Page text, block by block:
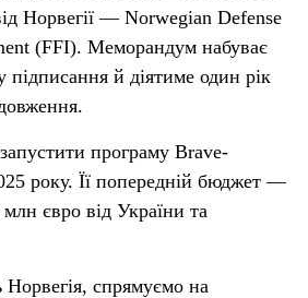
Норвегії — Norwegian Defense
(FFI). Меморандум набуває
підписання й діятиме один рік
програму Brave-
року. Її попередній бюджет —
євро від України та
спрямуємо на